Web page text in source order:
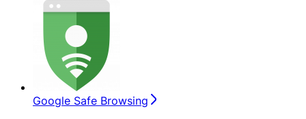
Google Safe Browsing